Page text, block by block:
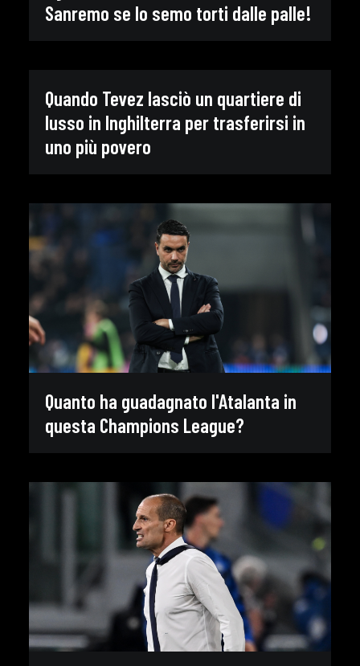
Sanremo se lo semo torti dalle palle!
Quando Tevez lasciò un quartiere di
lusso in Inghilterra per trasferirsi in
uno più povero
Quanto ha guadagnato l'Atalanta in
questa Champions League?